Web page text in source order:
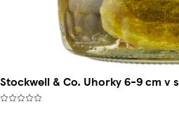
Stockwell & Co. Uhorky 6-9 cm v